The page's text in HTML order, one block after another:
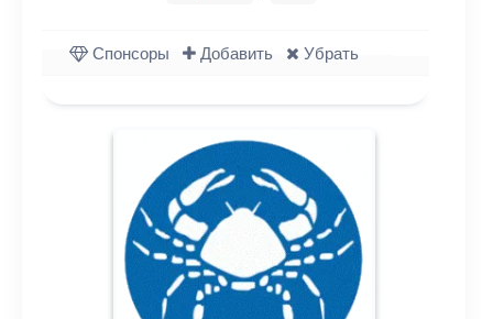
Спонсоры Добавить Убрать